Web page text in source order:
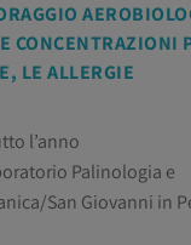
CONCENTRAZIONI
LE ALLERGIE
l’anno
Palinologia e
San Giovanni in